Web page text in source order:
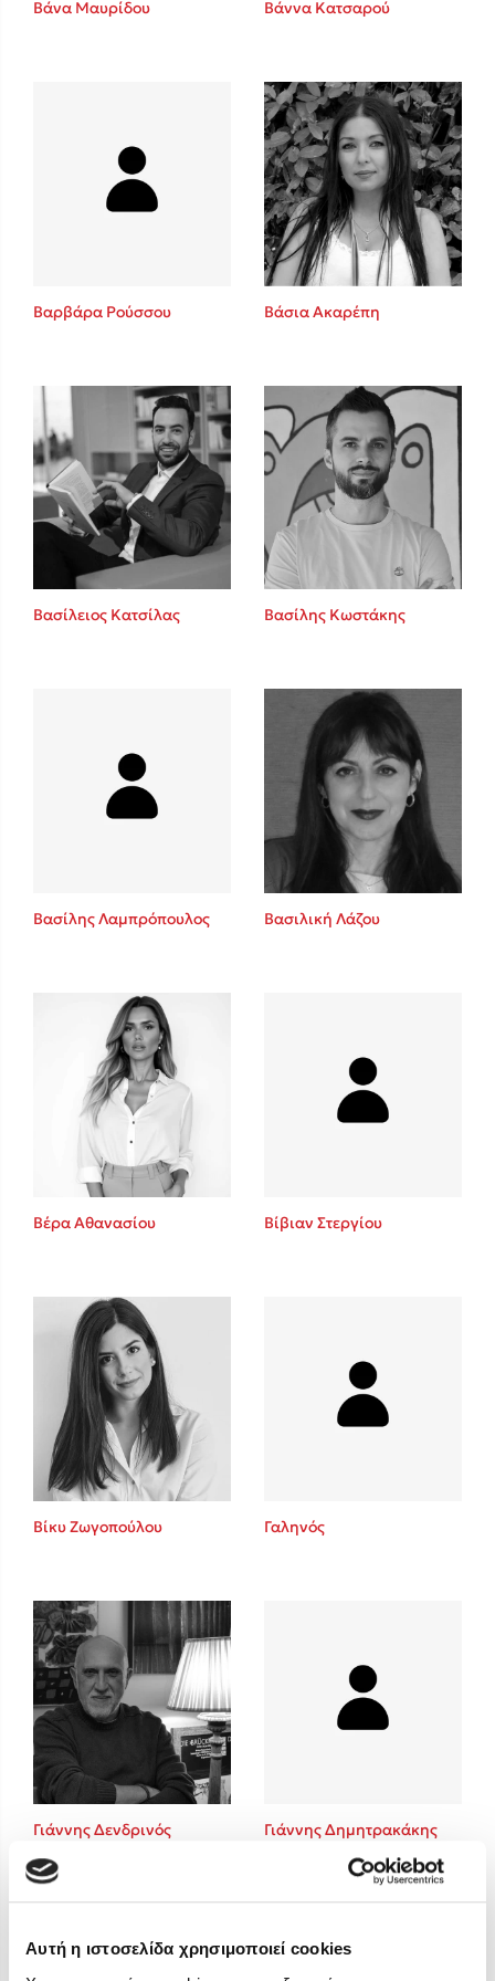
Αυτή η ιστοσελίδα χρησιμοποιεί cookies
Sebastian Fitzek
Playlist
Το λεξικό της ζωής σου
Κώστας Κρομμύδας
Ιωάννης Γλωσσόπουλος
Ένας γίγαντας στο σχολείο
Δανάη Δεληγεώργη
Mel Robbins
Η μέθοδος Αφήστε τους
Δημοφιλείς Συγγραφείς
Φυστίκι ΠουΚυλάει
Παύλος Καστανάς
El Sombrero
Στέφανος Ξενάκης
Sebastian Fitzek
Κατρίνα Τσάνταλη
Lucinda Riley
Mimi Matthews
Benzamin Bécue
Rebecca Yarros
Teo Benedetti
Τζένη Κουτσοδημητροπούλου
Ali Hazelwood
Cori Doerrfeld
Pierdomenico Baccalario
Δανάη Ιμπραχήμ
Βάνα Μαυρίδου Βάννα Κατσαρού
Βαρβάρα Ρούσσου Βάσια Ακαρέπη
Βασίλειος Κατσίλας Βασίλης Κωστάκης
Βασίλης Λαμπρόπουλος Βασιλική Λάζου
Βέρα Αθανασίου Βίβιαν Στεργίου
Βίκυ Ζωγοπούλου Γαληνός
Γιάννης Δενδρινός Γιάννης Δημητρακάκης